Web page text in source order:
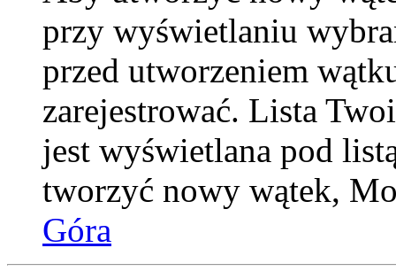
przy wyświetlaniu
przed utworzeniem
zarejestrować. Lista
jest wyświetlana pod
tworzyć nowy wątek,
Góra